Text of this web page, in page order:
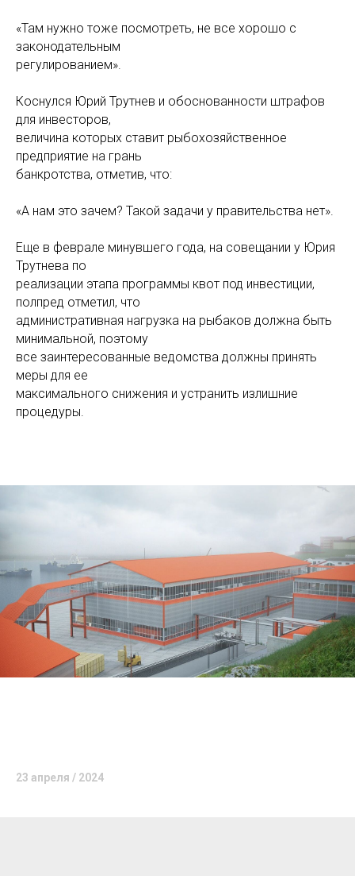
«Там нужно тоже посмотреть, не все хорошо с
законодательным
регулированием».
Коснулся Юрий Трутнев и обоснованности штрафов
для инвесторов,
величина которых ставит рыбохозяйственное
предприятие на грань
банкротства, отметив, что:
«А нам это зачем? Такой задачи у правительства нет».
Еще в феврале минувшего года, на совещании у Юрия
Трутнева по
реализации этапа программы квот под инвестиции,
полпред отметил, что
административная нагрузка на рыбаков должна быть
минимальной, поэтому
все заинтересованные ведомства должны принять
меры для ее
максимального снижения и устранить излишние
процедуры.
23 апреля / 2024